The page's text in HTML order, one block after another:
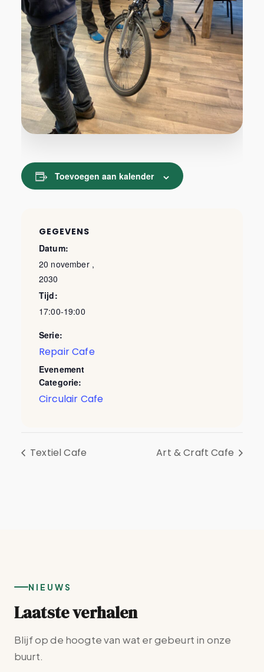
Toevoegen aan kalender
GEGEVENS
Datum:
20 november ,
2030
Tijd:
17:00-19:00
Serie:
Repair Cafe
Evenement
Categorie:
Circulair Cafe
Textiel Cafe Art & Craft Cafe
NIEUWS
Laatste verhalen
Blijf op de hoogte van wat er gebeurt in onze
buurt.